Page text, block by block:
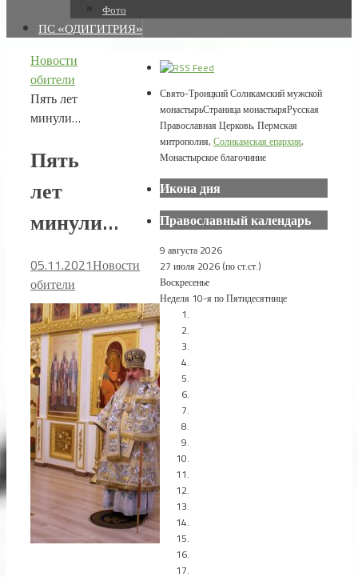
Фото
ПС «ОДИГИТРИЯ»
Новости
обители
Пять лет
минули…
Пять
лет
минули…
05.11.2021Новости
обители
Свято-Троицкий Соликамский мужской
монастырьСтраница монастыряРусская
Православная Церковь, Пермская
митрополия, Соликамская епархия,
Монастырское благочиние
Икона дня
Православный календарь
9 августа 2026
27 июля 2026 (по ст.ст.)
Воскресенье
Неделя 10-я по Пятидесятнице